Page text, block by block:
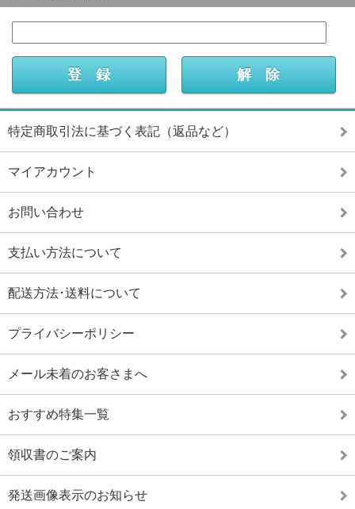
特定商取引法に基づく表記（返品など）
マイアカウント
お問い合わせ
支払い方法について
配送方法･送料について
プライバシーポリシー
メール未着のお客さまへ
おすすめ特集一覧
領収書のご案内
発送画像表示のお知らせ